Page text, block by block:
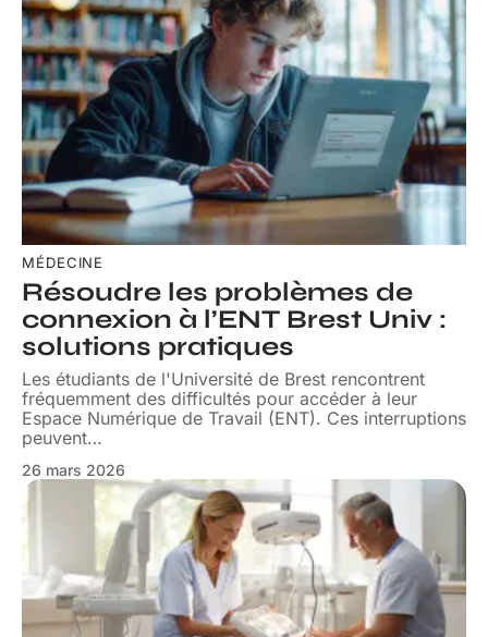
MÉDECINE
Résoudre les problèmes de
connexion à l’ENT Brest Univ :
solutions pratiques
Les étudiants de l'Université de Brest rencontrent
fréquemment des difficultés pour accéder à leur
Espace Numérique de Travail (ENT). Ces interruptions
peuvent…
26 mars 2026